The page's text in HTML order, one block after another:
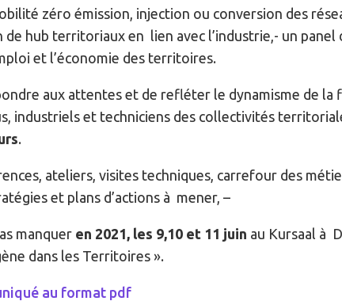
zéro émission, injection ou conversion des
de hub territoriaux en lien avec l’industrie,- un panel
et l’économie des territoires.
aux attentes et de refléter le dynamisme de la
industriels et techniciens des collectivités
.
ateliers, visites techniques, carrefour des
et plans d’actions à mener, –
manquer en 2021, les 9,10 et 11 juin au Kursaal à
dans les Territoires ».
au format pdf